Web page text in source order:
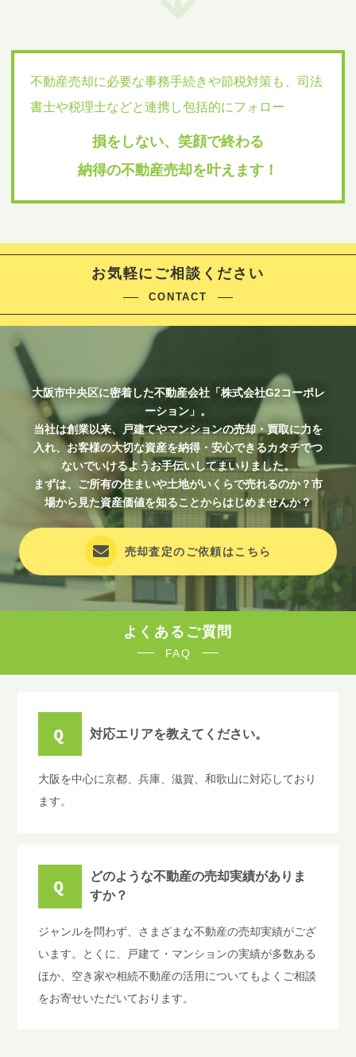
不動産売却に必要な事務手続きや節税対策も、 司法
書士や税理士などと連携し包括的にフォロー
損をしない、笑顔で終わる
納得の不動産売却を叶えます！
お気軽にご相談ください
CONTACT
大阪市中央区に密着した不動産会社「株式会社G2コーポレ
ーション」。
当社は創業以来、戸建てやマンションの売却・買取に力を
入れ、お客様の大切な資産を納得・安心できるカタチでつ
ないでいけるようお手伝いしてまいりました。
まずは、ご所有の住まいや土地がいくらで売れるのか？市
場から見た資産価値を知ることからはじめませんか？
売却査定のご依頼はこちら
よくあるご質問
FAQ
Q 対応エリアを教えてください。
大阪を中心に京都、兵庫、滋賀、和歌山に対応しており
ます。
Q
どのような不動産の売却実績がありま
すか？
ジャンルを問わず、さまざまな不動産の売却実績がござ
います。とくに、戸建て・マンションの実績が多数ある
ほか、空き家や相続不動産の活用についてもよくご相談
をお寄せいただいております。